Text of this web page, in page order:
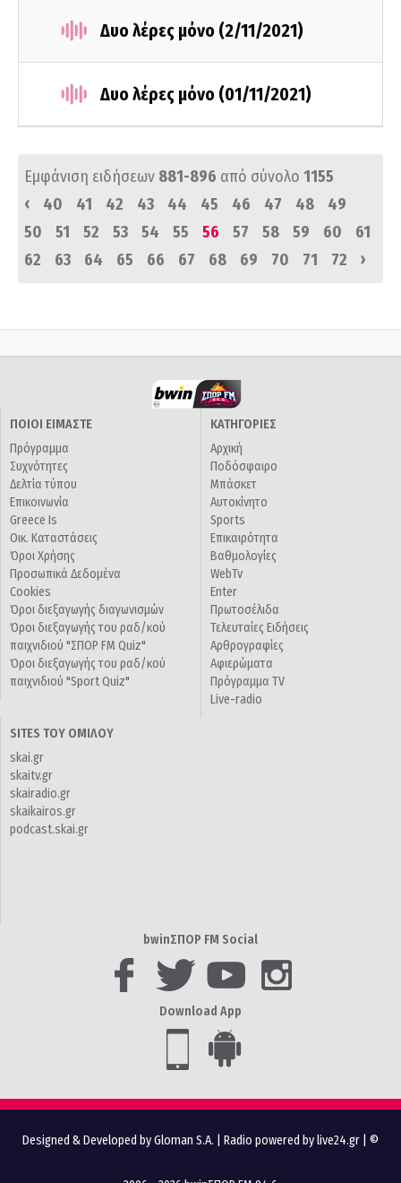
Δυο λέρες μόνο (2/11/2021)
Δυο λέρες μόνο (01/11/2021)
Εμφάνιση ειδήσεων 881-896 από σύνολο 1155
‹
40 41 42 43 44 45 46 47 48
49
50
51 52 53 54 55 56 57 58 59 60
61
62
63 64 65 66 67 68 69 70 71 72 ›
ΠΟΙΟΙ ΕΙΜΑΣΤΕ
Πρόγραμμα
Συχνότητες
Δελτία τύπου
Επικοινωνία
Greece Is
Οικ. Καταστάσεις
Όροι Χρήσης
Προσωπικά Δεδομένα
Cookies
Όροι διεξαγωγής διαγωνισμών
Όροι διεξαγωγής του ραδ/κού
παιχνιδιού "ΣΠΟΡ FM Quiz"
Όροι διεξαγωγής του ραδ/κού
παιχνιδιού "Sport Quiz"
ΚΑΤΗΓΟΡΙΕΣ
Αρχική
Ποδόσφαιρο
Μπάσκετ
Αυτοκίνητο
Sports
Επικαιρότητα
Βαθμολογίες
WebTv
Enter
Πρωτοσέλιδα
Τελευταίες Ειδήσεις
Αρθρογραφίες
Αφιερώματα
Πρόγραμμα TV
Live-radio
SITES ΤΟΥ ΟΜΙΛΟΥ
skai.gr
skaitv.gr
skairadio.gr
skaikairos.gr
podcast.skai.gr
bwinΣΠΟΡ FM Social
Download App
Designed & Developed by Gloman S.A. Radio powered by live24.gr | ©